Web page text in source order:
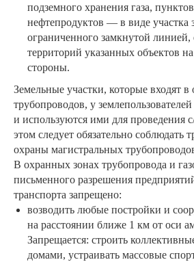
подземного хранения газа,
нефтепродуктов — в виде участка
ограниченного замкнутой линией,
территорий указанных объектов
стороны.
Земельные участки, которые входят
трубопроводов, у
и используются ими для проведения
этом следует обязательно соблюдать
охраны магистральных
В охранных зонах трубопровода и
письменного разрешения
транспорта запрещено:
возводить любые постройки и
на расстоянии ближе 1 км от оси
Запрещается: строить
домами, устраивать массовые